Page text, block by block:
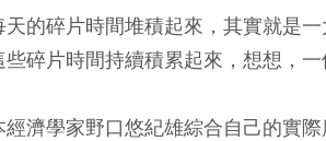
天的碎片時間堆積起來，其實就是
些碎片時間持續積累起來，想想，
經濟學家野口悠紀雄綜合自己的實